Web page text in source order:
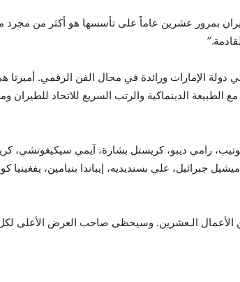
بمرور عشرين عاماً على تأسسها هو أكثر من
دولة الإمارات ورائدة في مجال الفن الرقمي.
الدينماكية والرتب السريع للاتحاد
رامي ديبو، كريستل بشارة، آيمي سيكيغوتشي،
جبرائيل، علي بسنديديه، إيباندا بنيامين، يفغينيا
الأعمال الـعشرين. وسيحظى صاحب العرض الأعلى